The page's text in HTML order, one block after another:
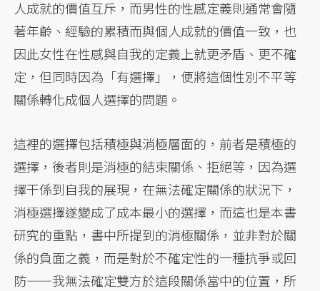
人成就的價值互斥，而男性的性感定義則通常會隨
著年齡、經驗的累積而與個人成就的價值一致，也
因此女性在性感與自我的定義上就更矛盾、更不確
定，但同時因為「有選擇」，便將這個性別不平等
關係轉化成個人選擇的問題。
這裡的選擇包括積極與消極層面的，前者是積極的
選擇，後者則是消極的結束關係、拒絕等，因為選
擇干係到自我的展現，在無法確定關係的狀況下，
消極選擇遂變成了成本最小的選擇，而這也是本書
研究的重點，書中所提到的消極關係，並非對於關
係的負面之義，而是對於不確定性的一種抗爭或回
防——我無法確定雙方於這段關係當中的位置，所